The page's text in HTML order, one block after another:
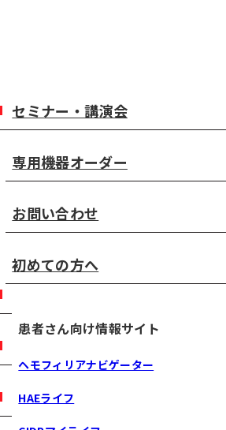
セミナー・講演会
専用機器オーダー
お問い合わせ
初めての方へ
患者さん向け情報サイト
ヘモフィリアナビゲーター
HAEライフ